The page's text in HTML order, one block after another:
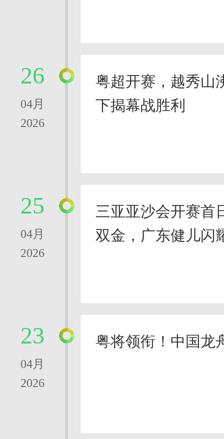
26
04月
2026
粤超开赛，越秀山
下揭幕战胜利
25
04月
2026
三亚亚沙会开赛首
双金，广东健儿闪
23
04月
2026
粤将领衔！中国龙